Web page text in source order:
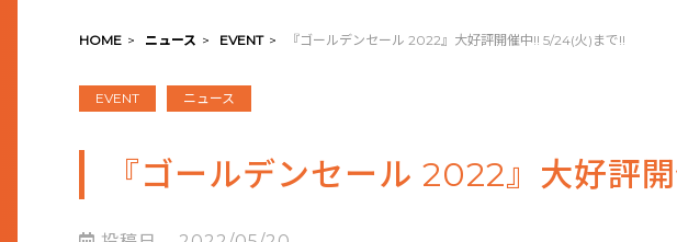
HOME > ニュース > EVENT > 『ゴールデンセール 2022』大好評開催中!! 5/24(火)まで!!
EVENT ニュース
『ゴールデンセール 2022』大好評